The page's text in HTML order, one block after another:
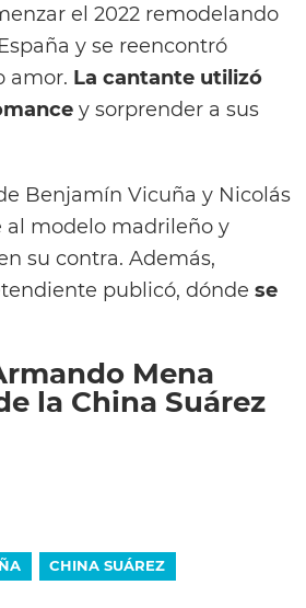
el 2022 remodelando
y se reencontró
amor. La cantante utilizó
y sorprender a sus
Benjamín Vicuña y Nicolás
al modelo madrileño y
su contra. Además,
publicó, dónde se
Mena
la China Suárez
CHINA SUÁREZ